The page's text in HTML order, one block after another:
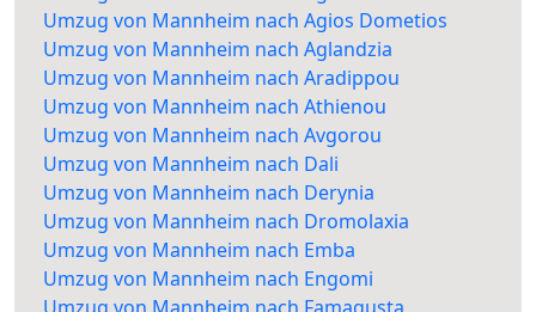
Umzug von Mannheim nach Agios Dometios
Umzug von Mannheim nach Aglandzia
Umzug von Mannheim nach Aradippou
Umzug von Mannheim nach Athienou
Umzug von Mannheim nach Avgorou
Umzug von Mannheim nach Dali
Umzug von Mannheim nach Derynia
Umzug von Mannheim nach Dromolaxia
Umzug von Mannheim nach Emba
Umzug von Mannheim nach Engomi